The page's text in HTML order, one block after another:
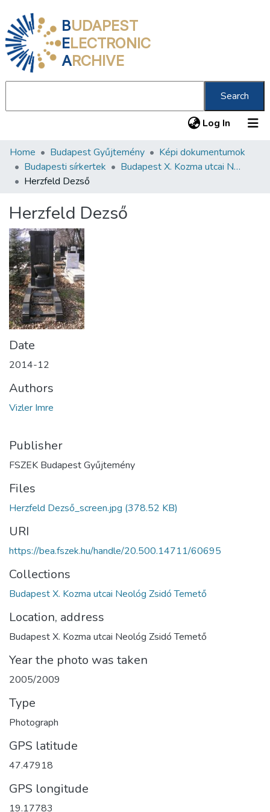
BUDAPEST
ELECTRONIC
ARCHIVE
Search
Log In (current)
Communities & Collections
All of DSpace
About us
Home Budapest Gyűjtemény
Képi dokumentumok
Budapesti sírkertek
Budapest X. Kozma utcai Neológ Zsidó Temető
Herzfeld Dezső
Herzfeld Dezső
Date
2014-12
Authors
Vizler Imre
Publisher
FSZEK Budapest Gyűjtemény
Files
Herzfeld Dezső_screen.jpg (378.52 KB)
URI
https://bea.fszek.hu/handle/20.500.14711/60695
Collections
Budapest X. Kozma utcai Neológ Zsidó Temető
Location, address
Budapest X. Kozma utcai Neológ Zsidó Temető
Year the photo was taken
2005/2009
Type
Photograph
GPS latitude
47.47918
GPS longitude
19.17783